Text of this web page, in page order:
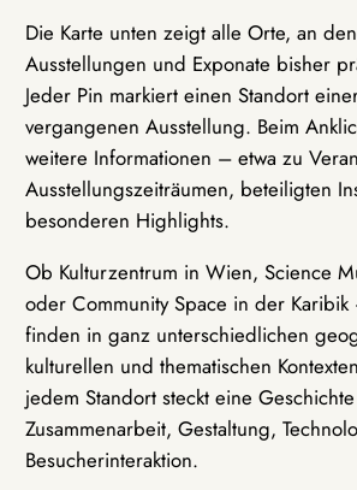
Die Karte unten zeigt alle Orte, an
Ausstellungen und Exponate bisher
Jeder Pin markiert einen Standort
vergangenen Ausstellung. Beim
weitere Informationen – etwa zu
Ausstellungszeiträumen, beteiligten
besonderen Highlights.
Ob Kulturzentrum in Wien, Science
oder Community Space in der
finden in ganz unterschiedlichen
kulturellen und thematischen
jedem Standort steckt eine
Zusammenarbeit, Gestaltung,
Besucherinteraktion.